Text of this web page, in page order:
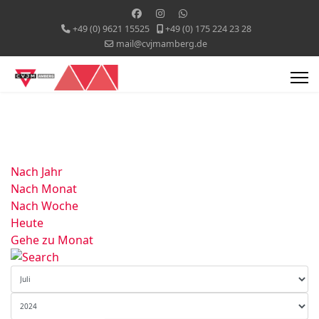
+49 (0) 9621 15525
+49 (0) 175 224 23 28
mail@cvjmamberg.de
Nach Jahr
Nach Monat
Nach Woche
Heute
Gehe zu Monat